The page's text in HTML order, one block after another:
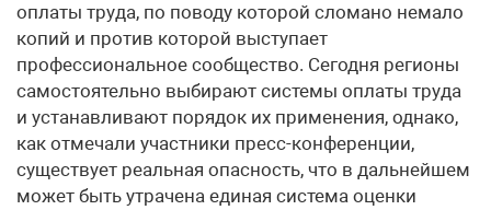
оплаты труда, по поводу которой сломано немало
копий и против которой выступает
профессиональное сообщество. Сегодня регионы
самостоятельно выбирают системы оплаты труда
и устанавливают порядок их применения, однако,
как отмечали участники пресс-конференции,
существует реальная опасность, что в дальнейшем
может быть утрачена единая система оценки